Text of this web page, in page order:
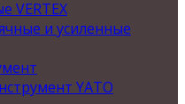
VERTEX
и усиленные
YATO